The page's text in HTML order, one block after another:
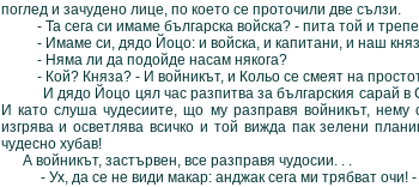
поглед и зачудено лице, по което се проточили две сълзи.
- Та сега си имаме българска войска? - пита той и
- Имаме си, дядо Йоцо: и войска, и капитани, и наш княз
- Няма ли да подойде насам някога?
- Кой? Княза? - И войникът, и Кольо се смеят на
И дядо Йоцо цял час разпитва за българския сарай в
И като слуша чудесиите, що му разправя войникът,
изгрява и осветлява всичко и той вижда пак зелени
чудесно хубав!
А войникът, застървен, все разправя чудосии. . .
- Ух, да се не види макар: анджак сега ми трябват очи! -